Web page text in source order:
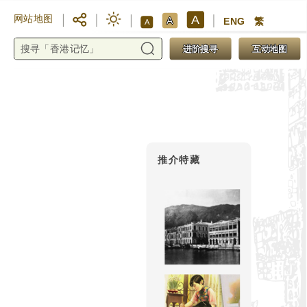
网站地图 A A A ENG 繁
进阶搜寻 互动地图
推介特藏